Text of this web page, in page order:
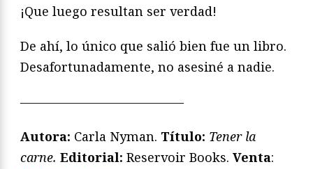
¡Que luego resultan ser verdad!
De ahí, lo único que salió bien fue un libro.
Desafortunadamente, no asesiné a nadie.
—————————————
Autora: Carla Nyman. Título: Tener la
carne. Editorial: Reservoir Books. Venta: